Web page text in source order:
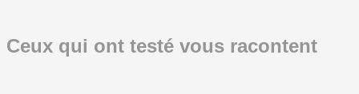
Ceux qui ont testé vous racontent